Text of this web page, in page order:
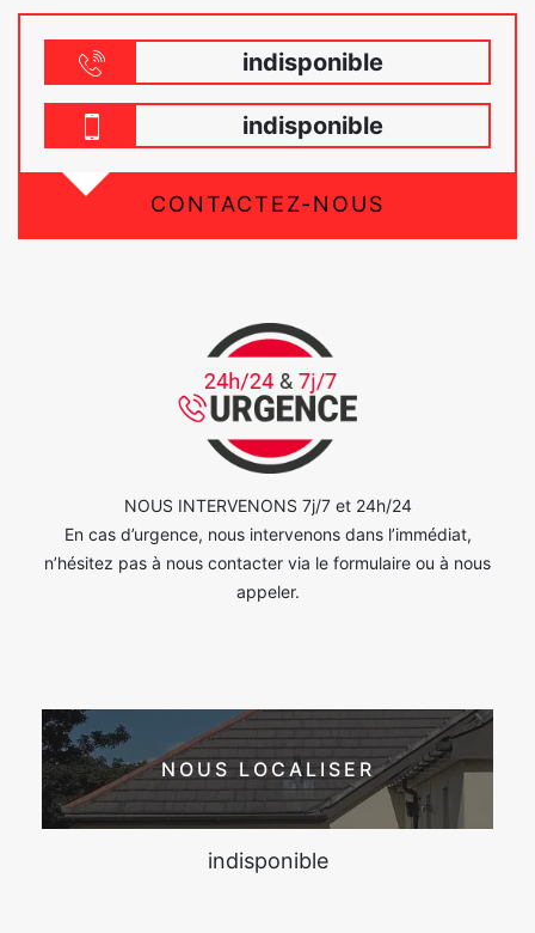
indisponible
indisponible
CONTACTEZ-NOUS
NOUS INTERVENONS 7j/7 et 24h/24
En cas d’urgence, nous intervenons dans l’immédiat,
n’hésitez pas à nous contacter via le formulaire ou à nous
appeler.
NOUS LOCALISER
indisponible